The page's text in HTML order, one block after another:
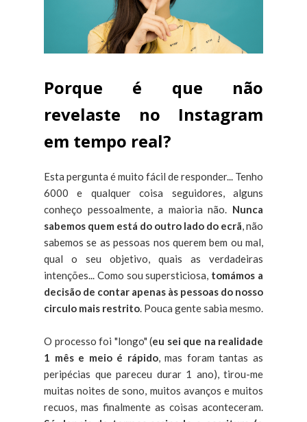
Porque é que não
revelaste no Instagram
em tempo real?
Esta pergunta é muito fácil de responder... Tenho
6000 e qualquer coisa seguidores, alguns
conheço pessoalmente, a maioria não. Nunca
sabemos quem está do outro lado do ecrã, não
sabemos se as pessoas nos querem bem ou mal,
qual o seu objetivo, quais as verdadeiras
intenções... Como sou supersticiosa, tomámos a
decisão de contar apenas às pessoas do nosso
circulo mais restrito. Pouca gente sabia mesmo.
O processo foi "longo" (eu sei que na realidade
1 mês e meio é rápido, mas foram tantas as
peripécias que pareceu durar 1 ano), tirou-me
muitas noites de sono, muitos avanços e muitos
recuos, mas finalmente as coisas aconteceram.